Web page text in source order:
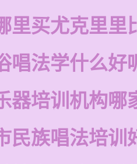
里买尤克里里
唱法学什么好
器培训机构哪
民族唱法培训